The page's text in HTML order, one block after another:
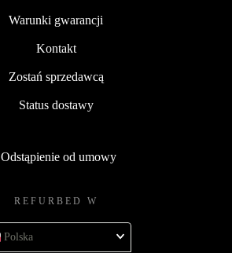
Warunki gwarancji
Kontakt
Zostań sprzedawcą
Status dostawy
Odstąpienie od umowy
REFURBED W
Polska